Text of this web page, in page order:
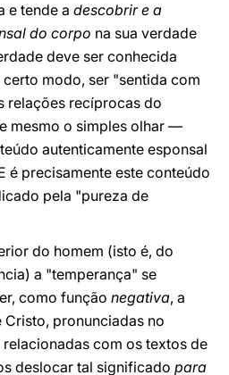
e tende a descobrir e a
do corpo na sua verdade
deve ser conhecida
modo, ser "sentida com
relações recíprocas do
mesmo o simples olhar —
autenticamente esponsal
é precisamente este conteúdo
pela "pureza de
do homem (isto é, do
a "temperança" se
como função negativa, a
pronunciadas no
com os textos de
deslocar tal significado para